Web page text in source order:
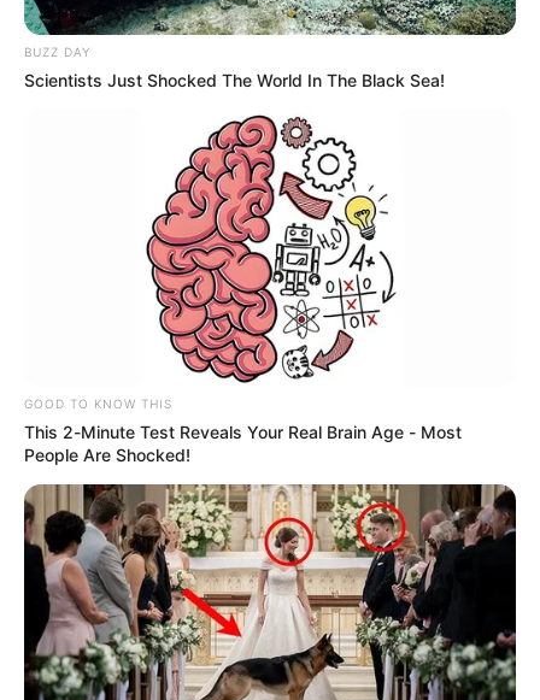
sede del
instituto de Medicina Legal.
El trabajo dellevantamiento del cadáver, generó un
impresionante trancón vehicular en el sentido norte – sur
de ingreso a la ciudad.
Expertos en atender esta clase de situaciones, mediante
versiones de testigos, videos captados porcámaras de
BUZZ DAY
Scientists Just Shocked The World In The Black Sea!
GOOD TO KNOW THIS
This 2-Minute Test Reveals Your Real Brain Age - Most
People Are Shocked!